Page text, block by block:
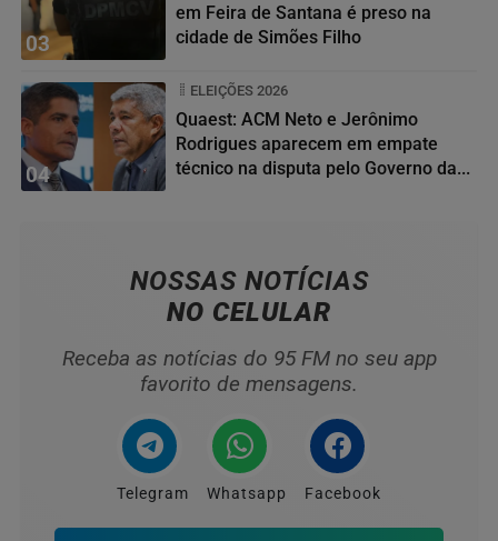
03
em Feira de Santana é preso na
cidade de Simões Filho
04
ELEIÇÕES 2026
Quaest: ACM Neto e Jerônimo
Rodrigues aparecem em empate
técnico na disputa pelo Governo da...
NOSSAS NOTÍCIAS
NO CELULAR
Receba as notícias do 95 FM no seu app
favorito de mensagens.
Telegram Whatsapp Facebook